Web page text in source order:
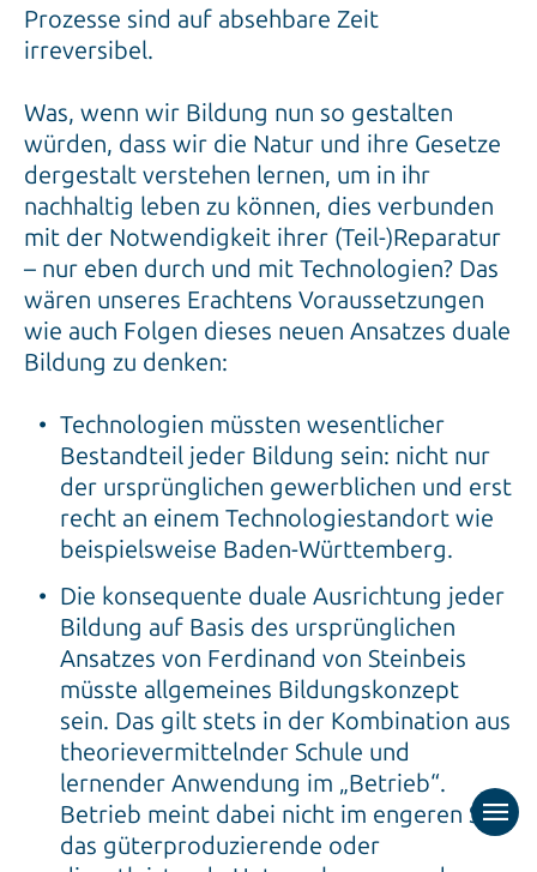
Prozesse sind auf absehbare Zeit
irreversibel.
Was, wenn wir Bildung nun so gestalten
würden, dass wir die Natur und ihre Gesetze
dergestalt verstehen lernen, um in ihr
nachhaltig leben zu können, dies verbunden
mit der Notwendigkeit ihrer (Teil-)Reparatur
– nur eben durch und mit Technologien? Das
wären unseres Erachtens Voraussetzungen
wie auch Folgen dieses neuen Ansatzes duale
Bildung zu denken:
Technologien müssten wesentlicher
Bestandteil jeder Bildung sein: nicht nur
der ursprünglichen gewerblichen und erst
recht an einem Technologiestandort wie
beispielsweise Baden-Württemberg.
Die konsequente duale Ausrichtung jeder
Bildung auf Basis des ursprünglichen
Ansatzes von Ferdinand von Steinbeis
müsste allgemeines Bildungskonzept
sein. Das gilt stets in der Kombination aus
theorievermittelnder Schule und
lernender Anwendung im „Betrieb“.
Betrieb meint dabei nicht im engeren Sinn
das güterproduzierende oder